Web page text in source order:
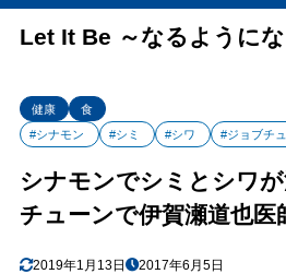
Let It Be ～なるように
健康
食
#シナモン
#シミ #シワ #ジョブチ
シナモンでシミとシワ
チューンで伊賀瀬道也医
2019年1月13日 2017年6月5日